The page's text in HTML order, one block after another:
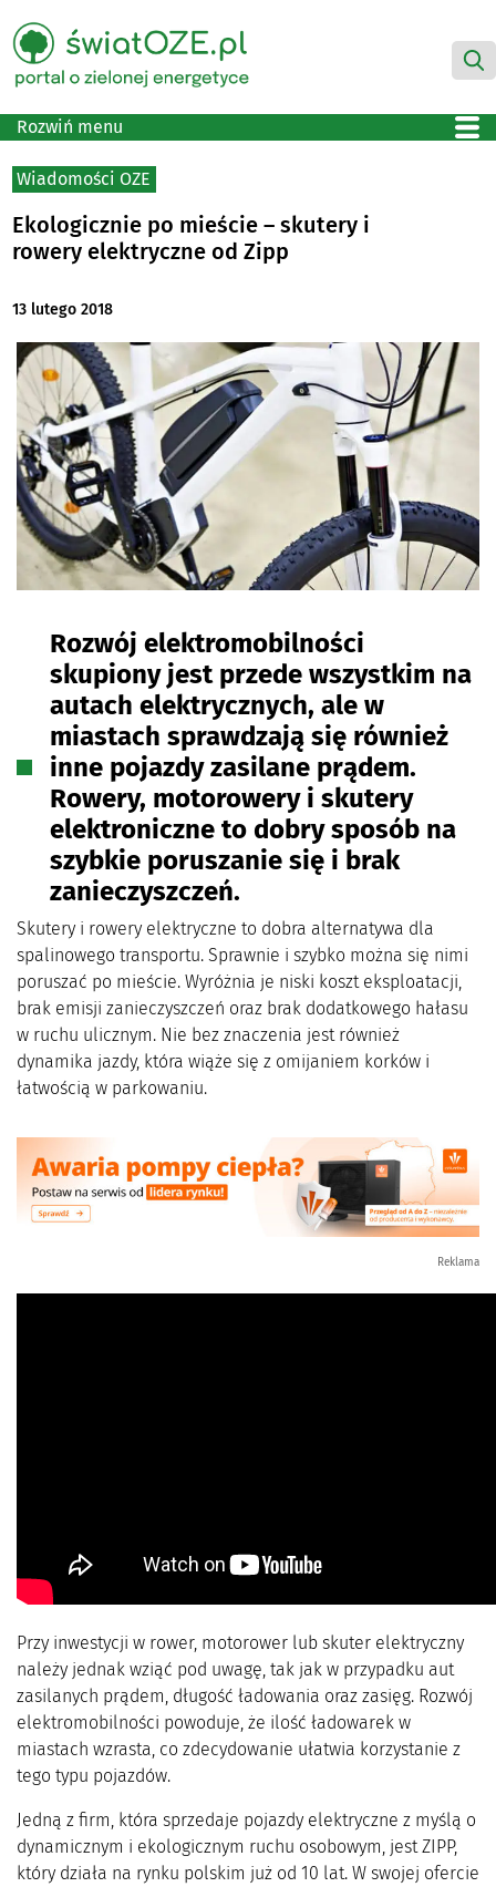
Rozwiń menu
Wiadomości OZE
Ekologicznie po mieście – skutery i
rowery elektryczne od Zipp
13 lutego 2018
Rozwój elektromobilności
skupiony jest przede wszystkim na
autach elektrycznych, ale w
miastach sprawdzają się również
inne pojazdy zasilane prądem.
Rowery, motorowery i skutery
elektroniczne to dobry sposób na
szybkie poruszanie się i brak
zanieczyszczeń.
Skutery i rowery elektryczne to dobra alternatywa dla
spalinowego transportu. Sprawnie i szybko można się nimi
poruszać po mieście. Wyróżnia je niski koszt eksploatacji,
brak emisji zanieczyszczeń oraz brak dodatkowego hałasu
w ruchu ulicznym. Nie bez znaczenia jest również
dynamika jazdy, która wiąże się z omijaniem korków i
łatwością w parkowaniu.
Reklama
Przy inwestycji w rower, motorower lub skuter elektryczny
należy jednak wziąć pod uwagę, tak jak w przypadku aut
zasilanych prądem, długość ładowania oraz zasięg. Rozwój
elektromobilności powoduje, że ilość ładowarek w
miastach wzrasta, co zdecydowanie ułatwia korzystanie z
tego typu pojazdów.
Jedną z firm, która sprzedaje pojazdy elektryczne z myślą o
dynamicznym i ekologicznym ruchu osobowym, jest ZIPP,
który działa na rynku polskim już od 10 lat. W swojej ofercie